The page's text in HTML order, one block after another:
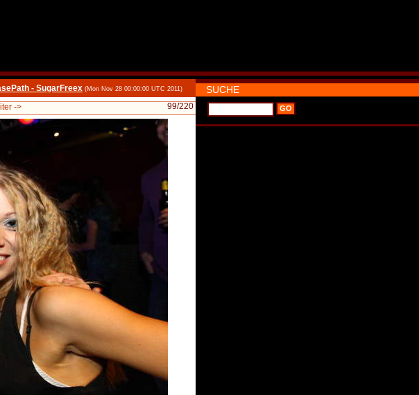
- SugarFreex (Mon Nov 28 00:00:00 UTC 2011)
99/220
->
SUCHE